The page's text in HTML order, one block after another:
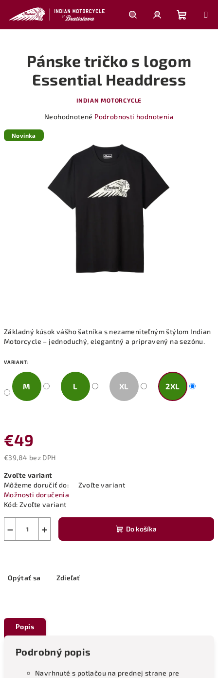
obsah
HľadaťPrihlásenie
košík
Základný kúsok vášho šatníka s nezameniteľným štýlom Indian
Motorcycle – jednoduchý, elegantný a pripravený na sezónu.
VARIANT:
M L XL 2XL
€49
€39,84 bez DPH
cena:
Zvoľte variant
Môžeme doručiť do:
Zvoľte variant
Možnosti doručenia
Kód: Zvoľte variant
+
− Do košíka
Opýtať sa Zdieľať
Pánske tričko s logom
Essential Headdress
INDIAN MOTORCYCLE
Priemerné
produktu
hviezdičiek.
Neohodnotené Podrobnosti hodnotenia
Novinka
Popis
Podrobný popis
Navrhnuté s potlačou na prednej strane pre